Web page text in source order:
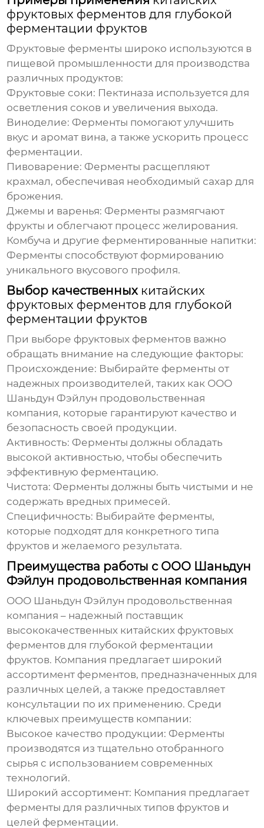
фруктовых ферментов для глубокой
ферментации фруктов
Фруктовые ферменты широко используются в
пищевой промышленности для производства
различных продуктов:
Фруктовые соки: Пектиназа используется для
осветления соков и увеличения выхода.
Виноделие: Ферменты помогают улучшить
вкус и аромат вина, а также ускорить процесс
ферментации.
Пивоварение: Ферменты расщепляют
крахмал, обеспечивая необходимый сахар для
брожения.
Джемы и варенья: Ферменты размягчают
фрукты и облегчают процесс желирования.
Комбуча и другие ферментированные напитки:
Ферменты способствуют формированию
уникального вкусового профиля.
Выбор качественных китайских
фруктовых ферментов для глубокой
ферментации фруктов
При выборе фруктовых ферментов важно
обращать внимание на следующие факторы:
Происхождение: Выбирайте ферменты от
надежных производителей, таких как ООО
Шаньдун Фэйлун продовольственная
компания, которые гарантируют качество и
безопасность своей продукции.
Активность: Ферменты должны обладать
высокой активностью, чтобы обеспечить
эффективную ферментацию.
Чистота: Ферменты должны быть чистыми и не
содержать вредных примесей.
Специфичность: Выбирайте ферменты,
которые подходят для конкретного типа
фруктов и желаемого результата.
Преимущества работы с ООО Шаньдун
Фэйлун продовольственная компания
ООО Шаньдун Фэйлун продовольственная
компания – надежный поставщик
высококачественных китайских фруктовых
ферментов для глубокой ферментации
фруктов. Компания предлагает широкий
ассортимент ферментов, предназначенных для
различных целей, а также предоставляет
консультации по их применению. Среди
ключевых преимуществ компании:
Высокое качество продукции: Ферменты
производятся из тщательно отобранного
сырья с использованием современных
технологий.
Широкий ассортимент: Компания предлагает
ферменты для различных типов фруктов и
целей ферментации.